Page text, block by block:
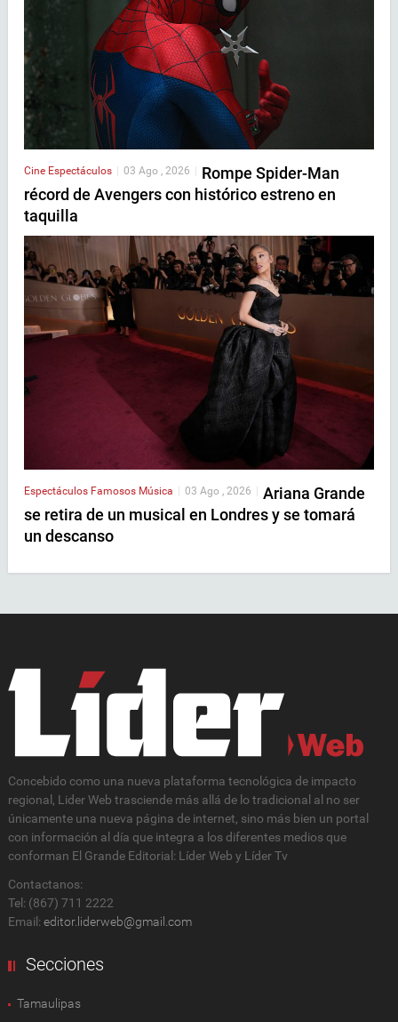
Cine Espectáculos | 03 Ago , 2026 | Rompe Spider-Man
récord de Avengers con histórico estreno en
taquilla
Espectáculos Famosos Música 03 Ago , 2026
Ariana Grande
se retira de un musical en Londres y se tomará
un descanso
Concebido como una nueva plataforma tecnológica de impacto
regional, Lider Web trasciende más allá de lo tradicional al no ser
únicamente una nueva página de internet, sino más bien un portal
con información al día que integra a los diferentes medios que
conforman El Grande Editorial: Líder Web y Líder Tv
Contactanos:
Tel: (867) 711 2222
Email: editor.liderweb@gmail.com
Secciones
Tamaulipas